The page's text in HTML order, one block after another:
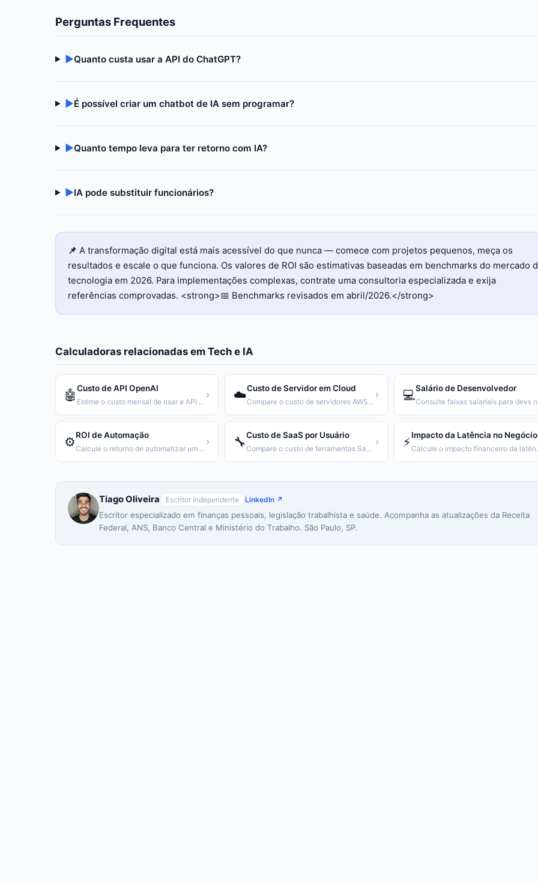
Perguntas Frequentes
▶Quanto custa usar a API do ChatGPT?
▶É possível criar um chatbot de IA sem programar?
▶Quanto tempo leva para ter retorno com IA?
▶IA pode substituir funcionários?
📌 A transformação digital está mais acessível do que nunca — comece com projetos pequenos, meça os
resultados e escale o que funciona. Os valores de ROI são estimativas baseadas em benchmarks do mercado
tecnologia em 2026. Para implementações complexas, contrate uma consultoria especializada e exija
referências comprovadas. <strong>📅 Benchmarks revisados em abril/2026.</strong>
Calculadoras relacionadas em Tech e IA
🤖 Custo de API OpenAI
Estime o custo mensal de usar a API da OpenAI
› ☁️Custo de Servidor em Cloud
Compare o custo de servidores AWS, GCP e Azure
› 💻Salário de Desenvolvedor
⚙️ROI de Automação
Calcule o retorno de automatizar um processo repetitivo
› 🔧Custo de SaaS por Usuário
Compare o custo de ferramentas SaaS por usuário ao ano
› ⚡Impacto da Latência no Negócio
Calcule
Tiago Oliveira Escritor independente LinkedIn ↗
Escritor especializado em finanças pessoais, legislação trabalhista e saúde. Acompanha as atualizações da Receita
Federal, ANS, Banco Central e Ministério do Trabalho. São Paulo, SP.